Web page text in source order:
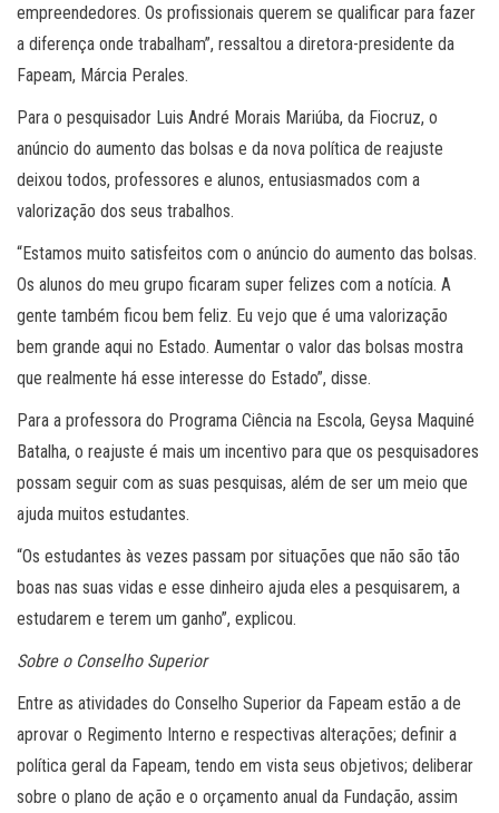
empreendedores. Os profissionais querem se qualificar para fazer
a diferença onde trabalham”, ressaltou a diretora-presidente da
Fapeam, Márcia Perales.
Para o pesquisador Luis André Morais Mariúba, da Fiocruz, o
anúncio do aumento das bolsas e da nova política de reajuste
deixou todos, professores e alunos, entusiasmados com a
valorização dos seus trabalhos.
“Estamos muito satisfeitos com o anúncio do aumento das bolsas.
Os alunos do meu grupo ficaram super felizes com a notícia. A
gente também ficou bem feliz. Eu vejo que é uma valorização
bem grande aqui no Estado. Aumentar o valor das bolsas mostra
que realmente há esse interesse do Estado”, disse.
Para a professora do Programa Ciência na Escola, Geysa Maquiné
Batalha, o reajuste é mais um incentivo para que os pesquisadores
possam seguir com as suas pesquisas, além de ser um meio que
ajuda muitos estudantes.
“Os estudantes às vezes passam por situações que não são tão
boas nas suas vidas e esse dinheiro ajuda eles a pesquisarem, a
estudarem e terem um ganho”, explicou.
Sobre o Conselho Superior
Entre as atividades do Conselho Superior da Fapeam estão a de
aprovar o Regimento Interno e respectivas alterações; definir a
política geral da Fapeam, tendo em vista seus objetivos; deliberar
sobre o plano de ação e o orçamento anual da Fundação, assim